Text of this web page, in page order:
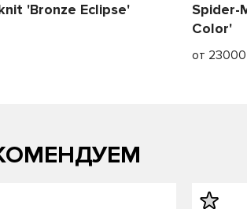
'Bronze Eclipse'
Spider-
Color'
от